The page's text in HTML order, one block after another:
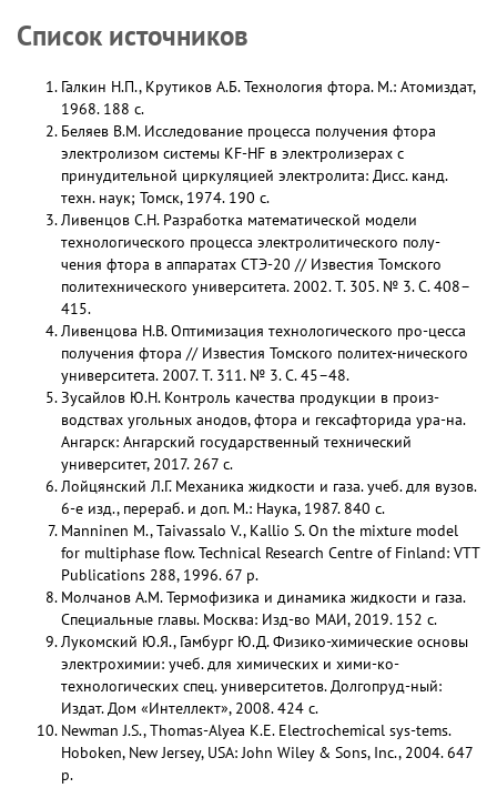
Список источников
Галкин Н.П., Крутиков А.Б. Технология фтора. М.: Атомиздат,
1968. 188 с.
Беляев В.М. Исследование процесса получения фтора
электролизом системы KF-HF в электролизерах с
принудительной циркуляцией электролита: Дисс. канд.
техн. наук; Томск, 1974. 190 с.
Ливенцов С.Н. Разработка математической модели
технологического процесса электролитического полу-
чения фтора в аппаратах СТЭ-20 // Известия Томского
политехнического университета. 2002. Т. 305. № 3. С. 408–
415.
Ливенцова Н.В. Оптимизация технологического про-цесса
получения фтора // Известия Томского политех-нического
университета. 2007. Т. 311. № 3. С. 45–48.
Зусайлов Ю.Н. Контроль качества продукции в произ-
водствах угольных анодов, фтора и гексафторида ура-на.
Ангарск: Ангарский государственный технический
университет, 2017. 267 с.
Лойцянский Л.Г. Механика жидкости и газа. учеб. для вузов.
6-е изд., перераб. и доп. М.: Наука, 1987. 840 с.
Manninen M., Taivassalo V., Kallio S. On the mixture model
for multiphase flow. Technical Research Centre of Finland: VTT
Publications 288, 1996. 67 p.
Молчанов А.М. Термофизика и динамика жидкости и газа.
Специальные главы. Москва: Изд-во МАИ, 2019. 152 с.
Лукомский Ю.Я., Гамбург Ю.Д. Физико-химические основы
электрохимии: учеб. для химических и хими-ко-
технологических спец. университетов. Долгопруд-ный:
Издат. Дом «Интеллект», 2008. 424 с.
Newman J.S., Thomas-Alyea K.E. Electrochemical sys-tems.
Hoboken, New Jersey, USA: John Wiley & Sons, Inc., 2004. 647
p.